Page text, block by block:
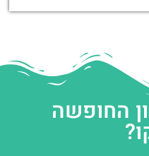
החופשה